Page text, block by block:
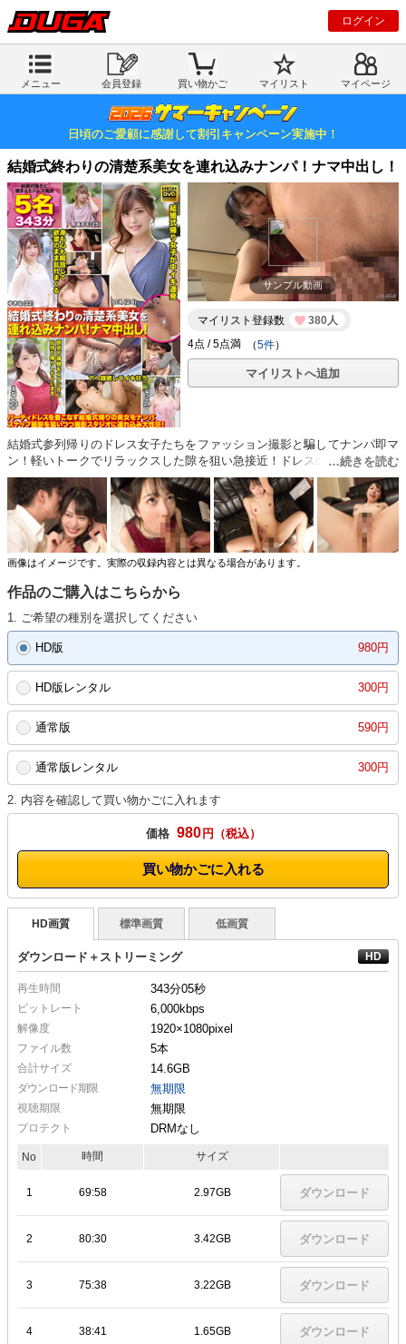
ログイン
メニュー 会員登録 買い物かご マイリスト マイページ
日頃のご愛顧に感謝して割引キャンペーン実施中！
結婚式終わりの清楚系美女を連れ込みナンパ！ナマ中出し！
サンプル動画
マイリスト登録数
380人
（5件）
マイリストへ追加
結婚式参列帰りのドレス女子たちをファッション撮影と騙してナンパ即マ
ン！軽いトークでリラックスした隙を狙い急接近！ドレスの裾から秘部に
手を伸ばし、パンティ越しにクリを愛撫してやると蕩けた表情…男の膝に
足を掛けてガバッと開脚する痴態を晒して神技スケベフェラ♪バックから
の激ピスにアヘ顔絶頂！美女に無許可で中出しフィニッシュ！！勝手に種
付けキメられてちょいギレするも久々のエッチに意識朦朧！
画像はイメージです。実際の収録内容とは異なる場合があります。
作品のご購入はこちらから
1. ご希望の種別を選択してください
HD版 980円
HD版レンタル 300円
通常版 590円
通常版レンタル 300円
2. 内容を確認して買い物かごに入れます
価格 980 円
買い物かごに入れる
HD画質 標準画質 低画質
ダウンロード＋ストリーミング
再生時間 343分05秒
ビットレート 6,000kbps
解像度 1920×1080pixel
ファイル数 5本
合計サイズ 14.6GB
ダウンロード期限 無期限
視聴期限 無期限
プロテクト DRMなし
No 時間 サイズ
1 69:58 2.97GB ダウンロード
2 80:30 3.42GB ダウンロード
3 75:38 3.22GB ダウンロード
4 38:41 1.65GB ダウンロード